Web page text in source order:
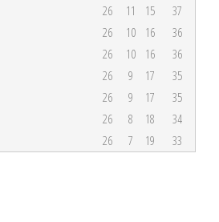
26 11 15
37
26 10 16
36
26 10 16
36
26 9 17
35
26 9 17
35
26 8 18
34
26 7 19 33